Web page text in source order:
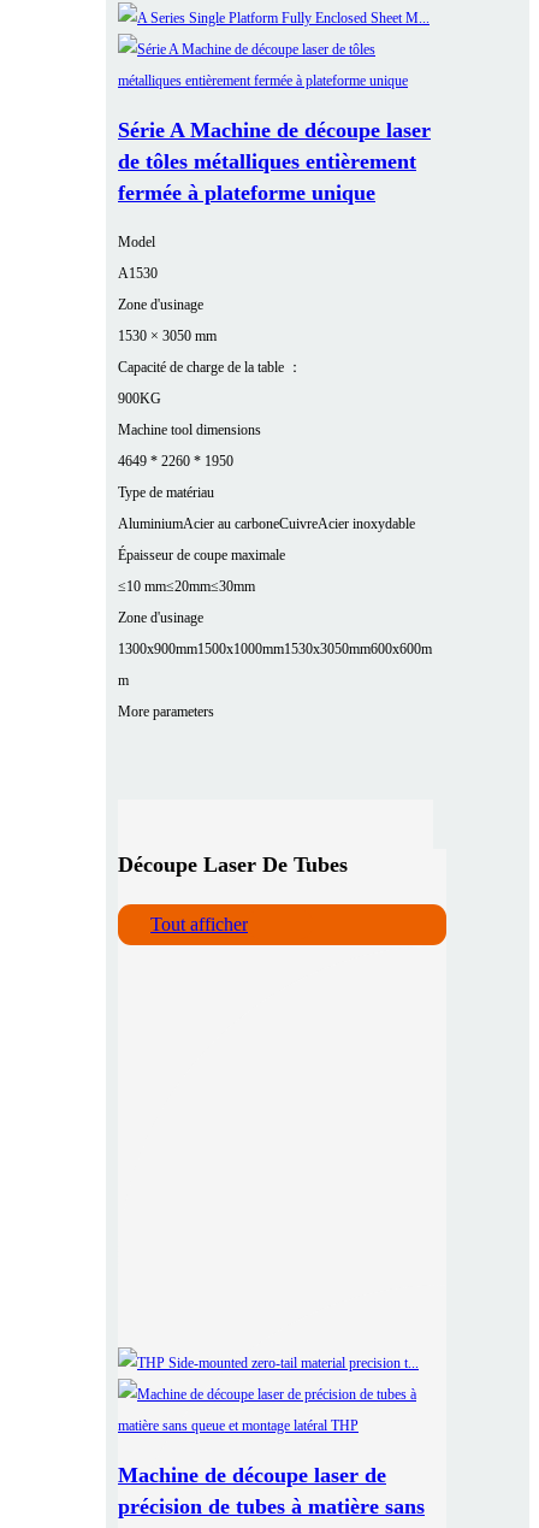
Série A Machine de découpe laser
de tôles métalliques entièrement
fermée à plateforme unique
Model
A1530
Zone d'usinage
1530 × 3050 mm
Capacité de charge de la table ：
900KG
Machine tool dimensions
4649 * 2260 * 1950
Type de matériau
AluminiumAcier au carboneCuivreAcier inoxydable
Épaisseur de coupe maximale
≤10 mm≤20mm≤30mm
Zone d'usinage
1300x900mm1500x1000mm1530x3050mm600x600m
m
More parameters
Découpe Laser De Tubes
Tout afficher
Machine de découpe laser de
précision de tubes à matière sans